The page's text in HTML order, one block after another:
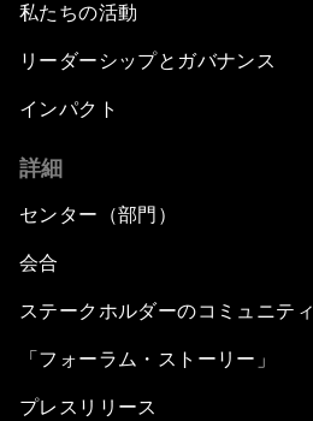
私たちの活動
リーダーシップとガバナンス
インパクト
詳細
センター（部門）
会合
ステークホルダーのコミュニティ
「フォーラム・ストーリー」
プレスリリース